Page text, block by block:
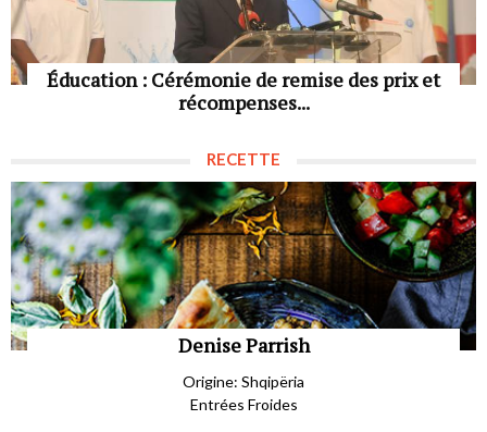
Éducation : Cérémonie de remise des prix et
récompenses...
RECETTE
Denise Parrish
Origine: Shqipëria
Entrées Froides